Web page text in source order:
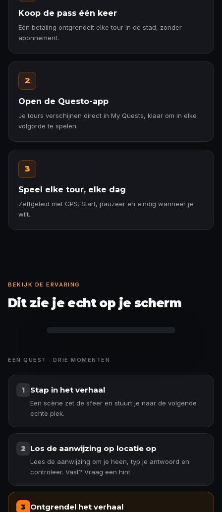
Koop de pass één keer
Eén betaling ontgrendelt elke tour in de stad, zonder
abonnement.
2
Open de Questo-app
Je tours verschijnen direct in My Quests, klaar om in elke
volgorde te spelen.
3
Speel elke tour, elke dag
Zelfgeleid met GPS. Start, pauzeer en eindig wanneer je
wilt.
BEKIJK DE ERVARING
Dit zie je echt op je scherm
Feitkaart ontgrendeld
EÉN QUEST · DRIE MOMENTEN
1 Stap in het verhaal
Een scène zet de sfeer en stuurt je naar de volgende
echte plek.
2 Los de aanwijzing op locatie op
Lees de aanwijzing om je heen, typ je antwoord en
controleer. Vast? Vraag een hint.
3 Ontgrendel het verhaal